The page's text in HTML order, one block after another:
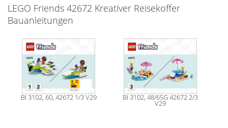
LEGO Friends 42672 Kreativer Reisekoffer
Bauanleitungen
BI 3102, 60, 42672 1/3 V29 BI 3102, 48/65G 42672 2/3
V29